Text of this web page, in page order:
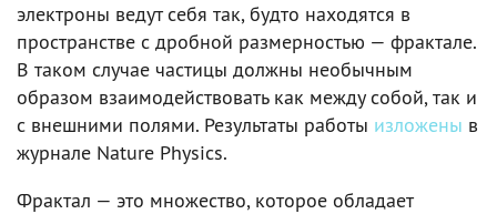
электроны ведут себя так, будто находятся в
пространстве с дробной размерностью — фрактале.
В таком случае частицы должны необычным
образом взаимодействовать как между собой, так и
с внешними полями. Результаты работы изложены в
журнале Nature Physics.
Фрактал — это множество, которое обладает